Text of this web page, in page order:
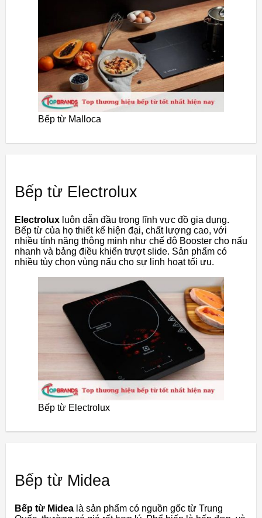
Bếp từ Malloca
Bếp từ Electrolux
Electrolux luôn dẫn đầu trong lĩnh vực đồ gia dụng.
Bếp từ của họ thiết kế hiện đại, chất lượng cao, với
nhiều tính năng thông minh như chế độ Booster cho nấu
nhanh và bảng điều khiển trượt slide. Sản phẩm có
nhiều tùy chọn vùng nấu cho sự linh hoạt tối ưu.
Bếp từ Electrolux
Bếp từ Midea
Bếp từ Midea là sản phẩm có nguồn gốc từ Trung